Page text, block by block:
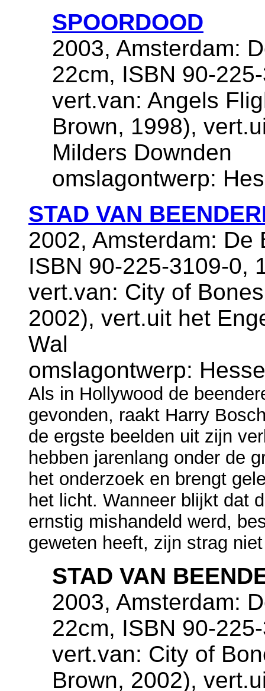
SPOORDOOD
2003, Amsterdam:
22cm, ISBN 90-
vert.van: Angels
Brown, 1998),
Milders Downden
omslagontwerp:
STAD VAN
2002, Amsterdam:
ISBN 90-225-3109-0,
vert.van: City of
2002), vert.uit het
Wal
omslagontwerp:
Als in Hollywood de
gevonden, raakt Harry
de ergste beelden uit zijn
hebben jarenlang onder de
het onderzoek en brengt
het licht. Wanneer blijkt dat
ernstig mishandeld werd,
geweten heeft, zijn strag
STAD VAN
2003, Amsterdam:
22cm, ISBN 90-
vert.van: City of
Brown, 2002),